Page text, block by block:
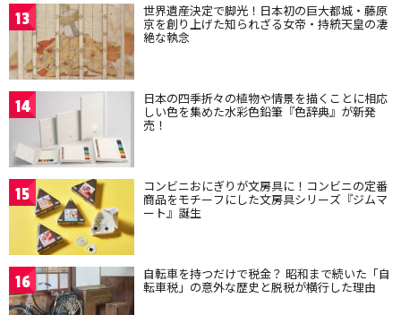
13 世界遺産決定で脚光！日本初の巨大都城・藤原
京を創り上げた知られざる女帝・持統天皇の凄
絶な執念
14 日本の四季折々の植物や情景を描くことに相応
しい色を集めた水彩色鉛筆『色辞典』が新発
売！
15 コンビニおにぎりが文房具に！コンビニの定番
商品をモチーフにした文房具シリーズ『ジムマ
ート』誕生
16 自転車を持つだけで税金？ 昭和まで続いた「自
転車税」の意外な歴史と脱税が横行した理由